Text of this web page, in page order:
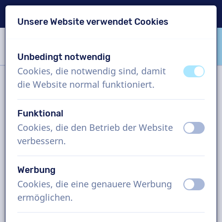
VoiceProductions
Projekt
Japanisch Sprecher, IVR-
Telefonmeldungen, Mann und
Unsere Website verwendet Cookies
Unbedingt notwendig
Cookies, die notwendig sind, damit
die Website normal funktioniert.
aus
an
Funktional
Cookies, die den Betrieb der Website
verbessern.
ausan
Werbung
Cookies, die eine genauere Werbung
ermöglichen.
ausan